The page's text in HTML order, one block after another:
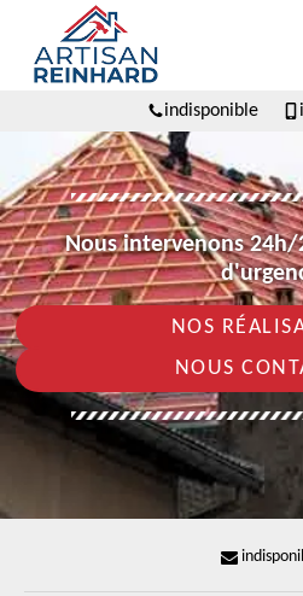
indisponible
Nous intervenons 24h/
NOS
NOUS